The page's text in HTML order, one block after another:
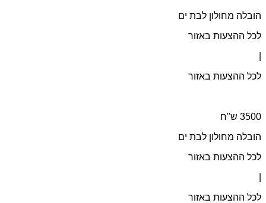
הובלה מחולון לבת ים
לכל ההצעות באזור
לכל ההצעות באזור
הובלה מחולון לבת ים
לכל ההצעות באזור
לכל ההצעות באזור